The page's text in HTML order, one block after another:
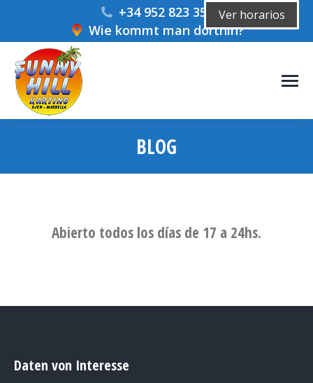
+34 952 823 359
Wie kommt man dorthin?
BLOG
Abierto todos los días de 17 a 24hs.
Daten von Interesse
Ver horarios